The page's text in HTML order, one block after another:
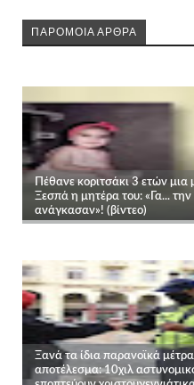
ΠΑΡΟΜΟΙΑ ΑΡΘΡΑ